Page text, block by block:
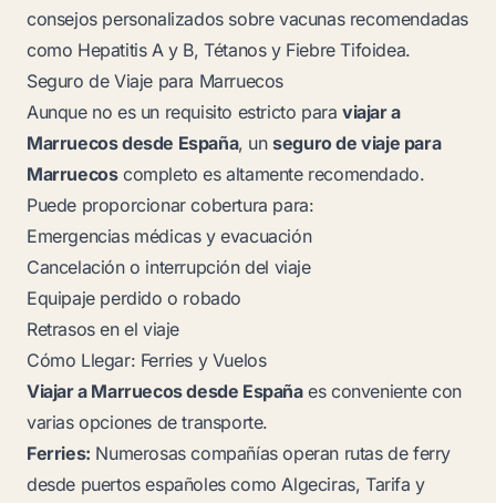
consejos personalizados sobre vacunas recomendadas
como Hepatitis A y B, Tétanos y Fiebre Tifoidea.
Seguro de Viaje para Marruecos
Aunque no es un requisito estricto para viajar a
Marruecos desde España, unseguro de viaje para
Marruecoscompleto esaltamente recomendado.
Puede proporcionar cobertura para:
Emergencias médicas y evacuación
Cancelación o interrupción del viaje
Equipaje perdido o robado
Retrasos en el viaje
Cómo Llegar: Ferries y Vuelos
Viajar a Marruecos desde Españaes conveniente con
varias opciones de transporte.
Ferries: Numerosas compañías operan rutas de ferry
desde puertos españoles como Algeciras, Tarifa y